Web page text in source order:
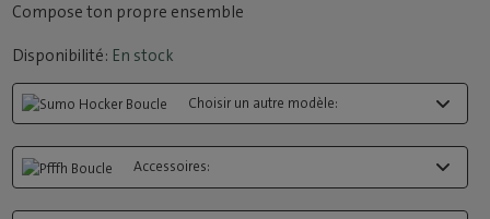
Compose ton propre ensemble
Disponibilité: En stock
Choisir un autre modèle:
Accessoires: